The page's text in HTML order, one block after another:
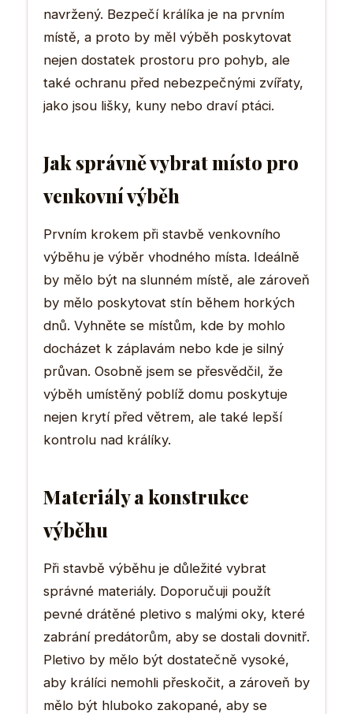
navržený. Bezpečí králíka je na prvním
místě, a proto by měl výběh poskytovat
nejen dostatek prostoru pro pohyb, ale
také ochranu před nebezpečnými zvířaty,
jako jsou lišky, kuny nebo draví ptáci.
Jak správně vybrat místo pro
venkovní výběh
Prvním krokem při stavbě venkovního
výběhu je výběr vhodného místa. Ideálně
by mělo být na slunném místě, ale zároveň
by mělo poskytovat stín během horkých
dnů. Vyhněte se místům, kde by mohlo
docházet k záplavám nebo kde je silný
průvan. Osobně jsem se přesvědčil, že
výběh umístěný poblíž domu poskytuje
nejen krytí před větrem, ale také lepší
kontrolu nad králíky.
Materiály a konstrukce
výběhu
Při stavbě výběhu je důležité vybrat
správné materiály. Doporučuji použít
pevné drátěné pletivo s malými oky, které
zabrání predátorům, aby se dostali dovnitř.
Pletivo by mělo být dostatečně vysoké,
aby králíci nemohli přeskočit, a zároveň by
mělo být hluboko zakopané, aby se